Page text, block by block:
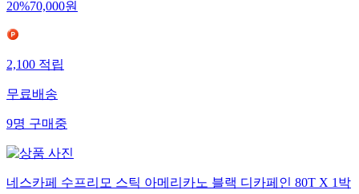
20%70,000원
2,100적립
무료배송
9명구매중
네스카페 수프리모 스틱 아메리카노 블랙 디카페인 80T X 1박